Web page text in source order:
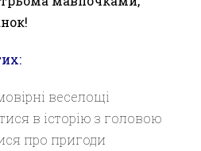
веселощі
в історію з головою
про пригоди